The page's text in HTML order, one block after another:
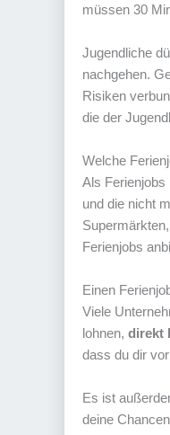
müssen 30
Jugendliche
nachgehen.
Risiken
die der
Welche
Als Ferienjobs
und die nicht
Ferienjobs
Einen
Viele
lohnen, direkt
dass du dir
Es ist
deine